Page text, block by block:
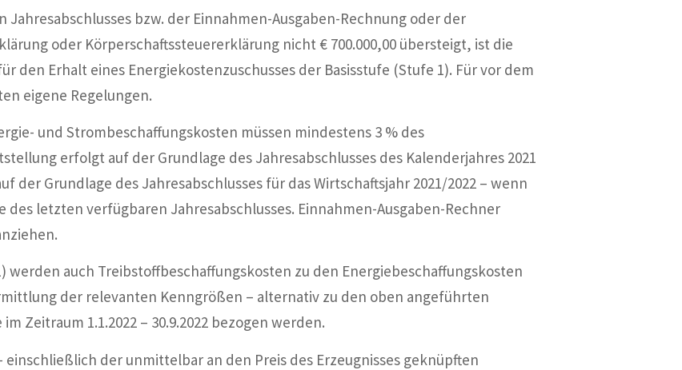
bzw. der Einnahmen-Ausgaben-Rechnung oder der
oder Körperschaftssteuererklärung nicht € 700.000,00 übersteigt, ist die
den Erhalt eines Energiekostenzuschusses der Basisstufe (Stufe 1). Für vor dem
eigene Regelungen.
und Strombeschaffungskosten müssen mindestens 3 % des
erfolgt auf der Grundlage des Jahresabschlusses des Kalenderjahres 2021
der Grundlage des Jahresabschlusses für das Wirtschaftsjahr 2021/2022 – wenn
letzten verfügbaren Jahresabschlusses. Einnahmen-Ausgaben-Rechner
werden auch Treibstoffbeschaffungskosten zu den Energiebeschaffungskosten
der relevanten Kenngrößen – alternativ zu den oben angeführten
Zeitraum 1.1.2022 – 30.9.2022 bezogen werden.
der unmittelbar an den Preis des Erzeugnisses geknüpften